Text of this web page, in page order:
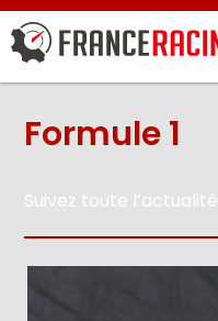
Formule 1
Suivez toute